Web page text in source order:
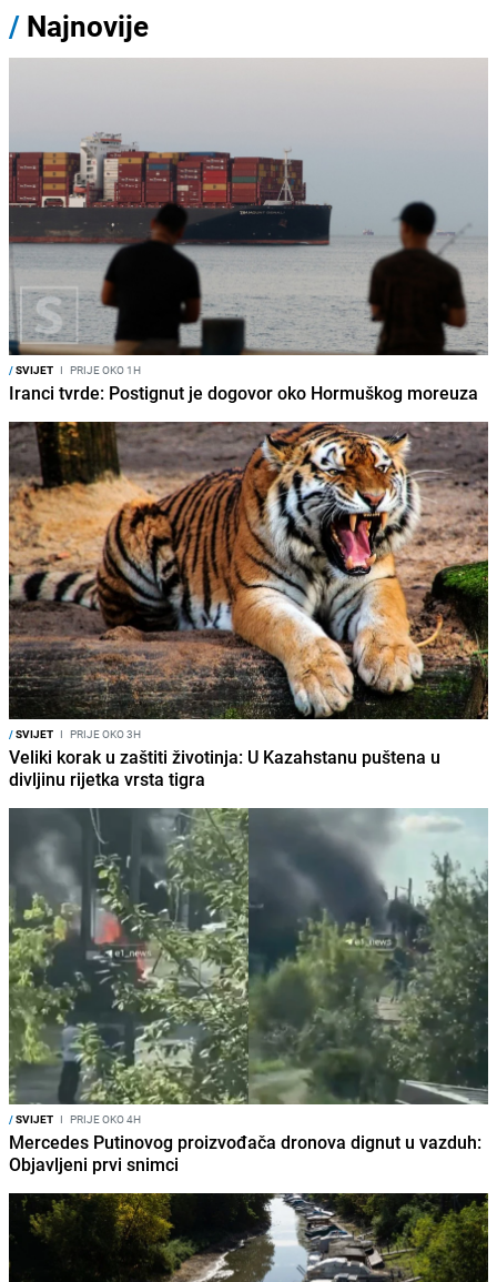
/ Najnovije
/SVIJET I PRIJE OKO 1H
Iranci tvrde: Postignut je dogovor oko Hormuškog moreuza
/SVIJET I PRIJE OKO 3H
Veliki korak u zaštiti životinja: U Kazahstanu puštena u
divljinu rijetka vrsta tigra
/SVIJET I PRIJE OKO 4H
Mercedes Putinovog proizvođača dronova dignut u vazduh:
Objavljeni prvi snimci